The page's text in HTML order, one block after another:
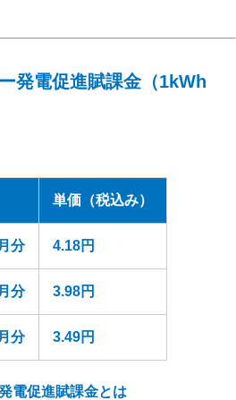
発電促進賦課金（1kWh
単価（税込み）
分 4.18円
分 3.98円
分 3.49円
電促進賦課金とは